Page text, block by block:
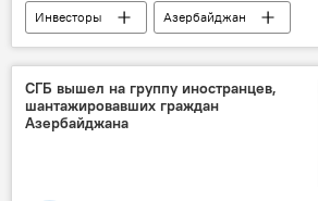
Инвесторы
Азербайджан
Экономика
Россия Интерес
СГБ вышел на группу иностранцев,
шантажировавших граждан
Азербайджана